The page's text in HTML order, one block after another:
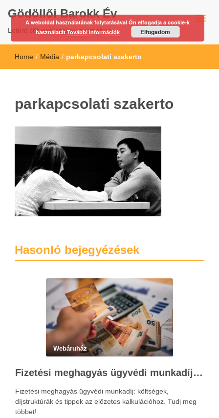
Gödöllői Barokk Év
Letűnt stíluskorszakok nyomában…
Home / Média / parkapcsolati szakerto
parkapcsolati szakerto
Hasonló bejegyézések
Webáruház
Fizetési meghagyás ügyvédi munkadíja: teljes költségvetési útmutató
Fizetési meghagyás ügyvédi munkadíj: költségek,
díjstruktúrák és tippek az előzetes kalkulációhoz. Tudj meg
többet!
A weboldal használatának folytatásával Ön elfogadja a cookie-k
használatátTovábbi információk Elfogadom